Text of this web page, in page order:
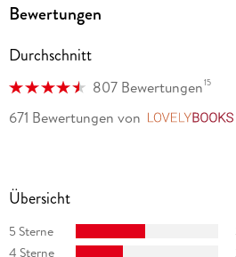
«The Queen Will Rise», erreichte
ein Spiegel-Nr. 1-Bestseller. Ihre
in sieben Sprachen übersetzt. Auf
sie unter @marienie. schreibt zu
Bewertungen
Durchschnitt
807 Bewertungen15
671 Bewertungen von
Übersicht
5 Sterne
4 Sterne